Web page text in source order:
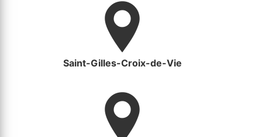
Saint-Gilles-Croix-de-Vie